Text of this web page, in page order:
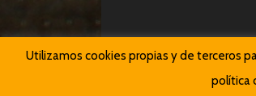
Utilizamos cookies propias y de terceros
política